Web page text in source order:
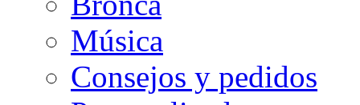
Música
Consejos y pedidos